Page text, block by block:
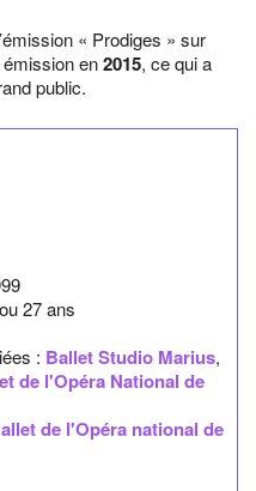
« Prodiges » sur
en2015, ce qui a
public.
27 ans
: Ballet Studio Marius,
de l'Opéra National de
de l'Opéra national de